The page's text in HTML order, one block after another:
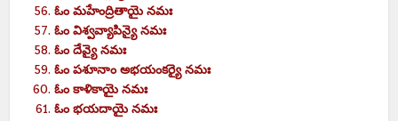
ఓంమహేంద్రితాయైనమః
ఓంవిశ్వవ్యాపిన్యైనమః
ఓందేవ్యైనమః
ఓంపశూనాంఅభయంకర్యైనమః
ఓంకాళికాయైనమః
ఓంభయదాయైనమః